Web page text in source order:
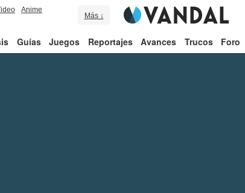
Anime
Más ↓
Guías Juegos Reportajes Avances Trucos Foro